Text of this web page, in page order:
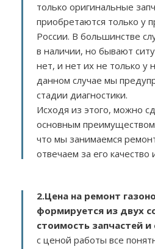
только оригинальные
приобретаются только у
России. В большинстве
в наличии, но бывают
нет, и нет их не только у
данном случае мы
стадии диагностики.
Исходя из этого, можно
основным преимуществом
что мы занимаемся
отвечаем за его
2.Цена на ремонт
формируется из двух
стоимость запчастей
с ценой работы все